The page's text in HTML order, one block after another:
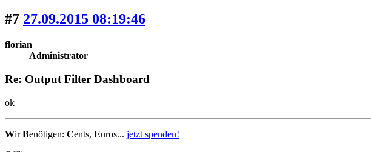
#7 27.09.2015 08:19:46
florian
Administrator
Re: Output Filter Dashboard
ok
WirBenötigen: Cents, Euros... jetzt spenden!